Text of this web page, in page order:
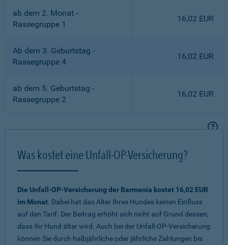
ab dem 2. Monat -
Rassegruppe 1
16,02 EUR
Ab dem 3. Geburtstag -
Rassegruppe 4
16,02 EUR
ab dem 5. Geburtstag -
Rassegruppe 2
16,02 EUR
Was kostet eine Unfall-OP-Versicherung?
Die Unfall-OP-Versicherung der Barmenia kostet 16,02 EUR
im Monat. Dabei hat das Alter Ihres Hundes keinen Einfluss
auf den Tarif. Der Beitrag erhöht sich nicht auf Grund dessen,
dass Ihr Hund älter wird. Auch bei der Unfall-OP-Versicherung
können Sie durch halbjährliche oder jährliche Zahlungen bis